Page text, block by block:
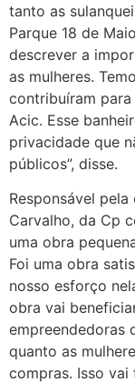
tanto as
Parque 18 de
descrever a
as mulheres.
contribuíram
Acic. Esse
privacidade que
públicos”, disse.
Responsável
Carvalho, da Cp
uma obra
Foi uma obra
nosso esforço
obra vai
empreendedoras
quanto as
compras. Isso vai